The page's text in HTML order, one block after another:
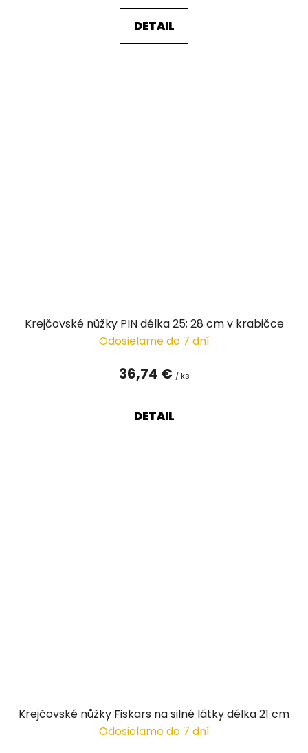
DETAIL
Krejčovské nůžky PIN délka 25; 28 cm v krabičce
Odosielame do 7 dní
36,74 € / ks
DETAIL
Krejčovské nůžky Fiskars na silné látky délka 21 cm
Odosielame do 7 dní